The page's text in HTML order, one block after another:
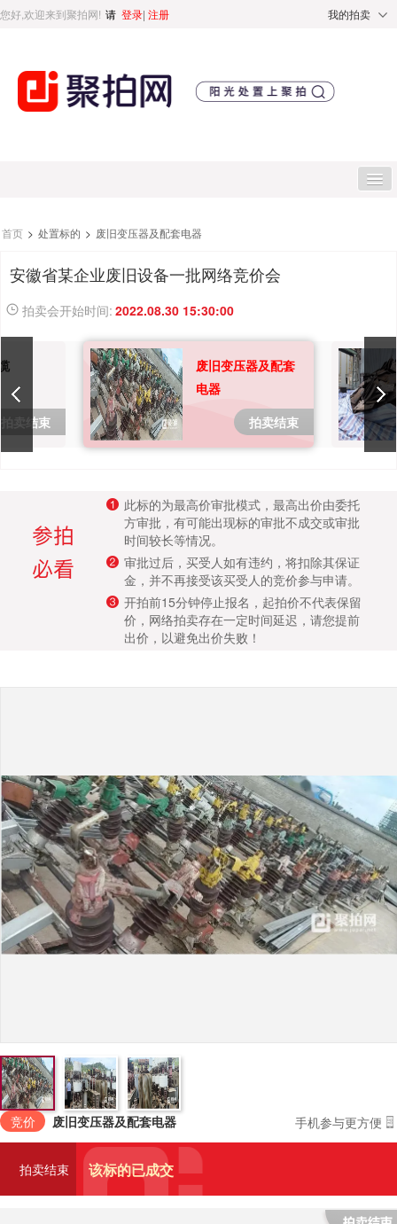
您好,欢迎来到聚拍网! 请 登录| 注册 我的拍卖
首页
处置标的
直播专区
处置专区
成交案例
打折资产
聚循环
废钢行情
帮助中心
首页 > 处置标的 > 废旧变压器及配套电器
安徽省某企业废旧设备一批网络竞价会
拍卖会开始时间: 2022.08.30 15:30:00
拍卖结束
废旧变压器及配套
电器
拍卖结束
此标的为最高价审批模式，最高出价由委托
方审批，有可能出现标的审批不成交或审批
时间较长等情况。
审批过后，买受人如有违约，将扣除其保证
金，并不再接受该买受人的竞价参与申请。
开拍前15分钟停止报名，起拍价不代表保留
价，网络拍卖存在一定时间延迟，请您提前
出价，以避免出价失败！
竞价 废旧变压器及配套电器 手机参与更方便
拍卖结束 该标的已成交